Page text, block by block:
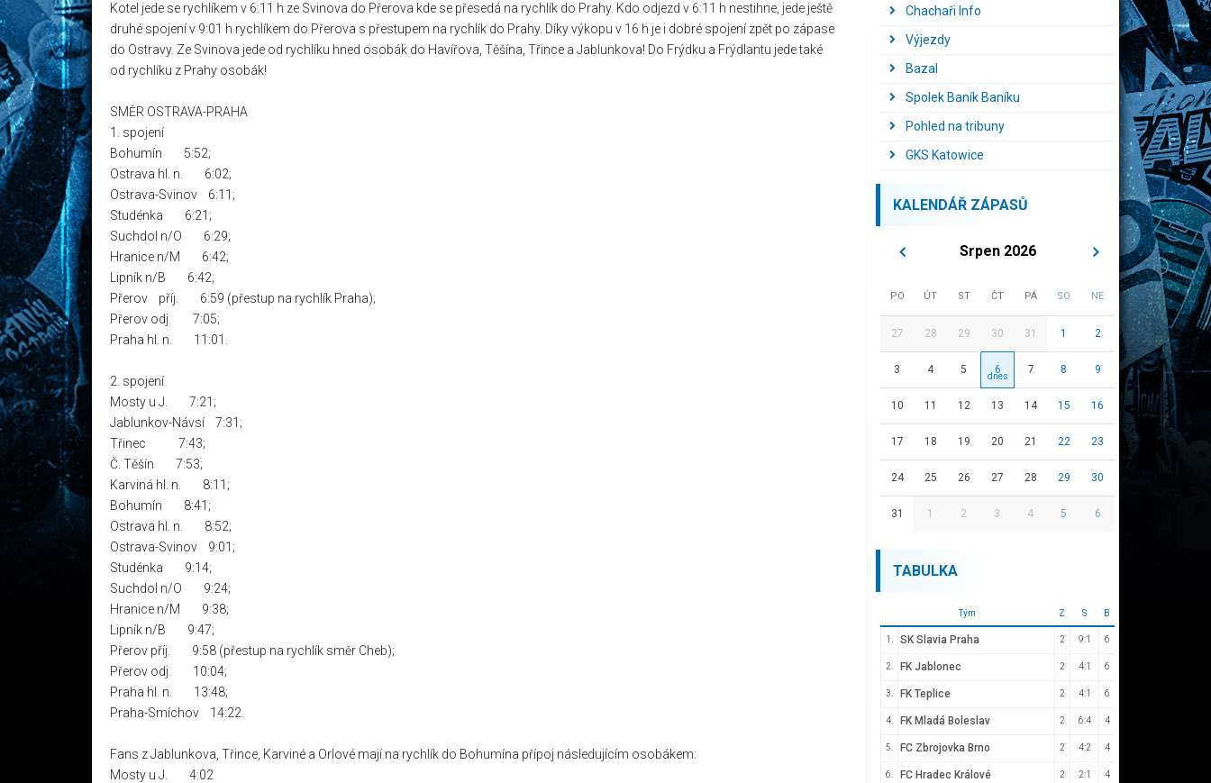
Kotel jede se rychlíkem v 6:11 h ze Svinova do Přerova kde se přesedá na rychlík do Prahy. Kdo odjezd v 6:11 h nestihne, jede ještě
druhé spojení v 9:01 h rychlíkem do Přerova s přestupem na rychlík do Prahy. Díky výkopu v 16 h je i dobré spojení zpět po zápase
do Ostravy. Ze Svinova jede od rychlíku hned osobák do Havířova, Těšína, Třince a Jablunkova! Do Frýdku a Frýdlantu jede také
od rychlíku z Prahy osobák!
SMĚR OSTRAVA-PRAHA
1. spojení
Bohumín 5:52;
Ostrava hl. n. 6:02;
Ostrava-Svinov 6:11;
Studénka 6:21;
Suchdol n/O 6:29;
Hranice n/M 6:42;
Lipník n/B 6:42;
Přerov příj. 6:59 (přestup na rychlík Praha);
Přerov odj. 7:05;
Praha hl. n. 11:01.
2. spojení
Mosty u J. 7:21;
Jablunkov-Návsí 7:31;
Třinec 7:43;
Č. Těšín 7:53;
Karviná hl. n. 8:11;
Bohumín 8:41;
Ostrava hl. n. 8:52;
Ostrava-Svinov 9:01;
Studénka 9:14;
Suchdol n/O 9:24;
Hranice n/M 9:38;
Lipník n/B 9:47;
Přerov příj. 9:58 (přestup na rychlík směr Cheb);
Přerov odj. 10:04;
Praha hl. n. 13:48;
Praha-Smíchov 14:22.
Fans z Jablunkova, Třince, Karviné a Orlové mají na rychlík do Bohumína přípoj následujícím osobákem:
Mosty u J. 4:02
Chachaři Info
Výjezdy
Bazal
Spolek Baník Baníku
Pohled na tribuny
GKS Katowice
KALENDÁŘ ZÁPASŮ
Srpen 2026
PO ÚT ST ČT PÁ SO NE
27 28 29 30 31 1 2
3 4 5 6 7 8 9
10 11 12 13 14 15 16
17 18 19 20 21 22 23
24 25 26 27 28 29 30
31 1 2 3 4 5 6
TABULKA
Tým Z S B
1. SK Slavia Praha 2 9:1 6
2. FK Jablonec 2 4:1 6
3. FK Teplice 2 4:1 6
4. FK Mladá Boleslav 2 6:4 4
5. FC Zbrojovka Brno 2 4:2 4
6. FC Hradec Králové 2 2:1 4